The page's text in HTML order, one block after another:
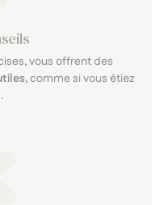
vous offrent des
, comme si vous étiez